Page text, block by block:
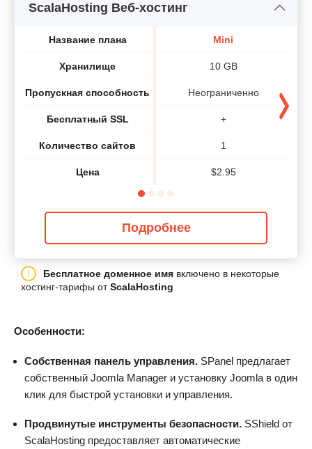
ScalaHosting Веб-хостинг
Название плана
Хранилище
Пропускная способность
Бесплатный SSL
Количество сайтов
Цена
Mini
10 GB
Неограниченно
+
1
$2.95
Подробнее
Бесплатное доменное имя включено в некоторые
хостинг-тарифы отScalaHosting
Особенности:
Собственная панель управления. SPanel предлагает
собственный Joomla Manager и установку Joomla в один
клик для быстрой установки и управления.
Продвинутые инструменты безопасности. SShield от
ScalaHosting предоставляет автоматические